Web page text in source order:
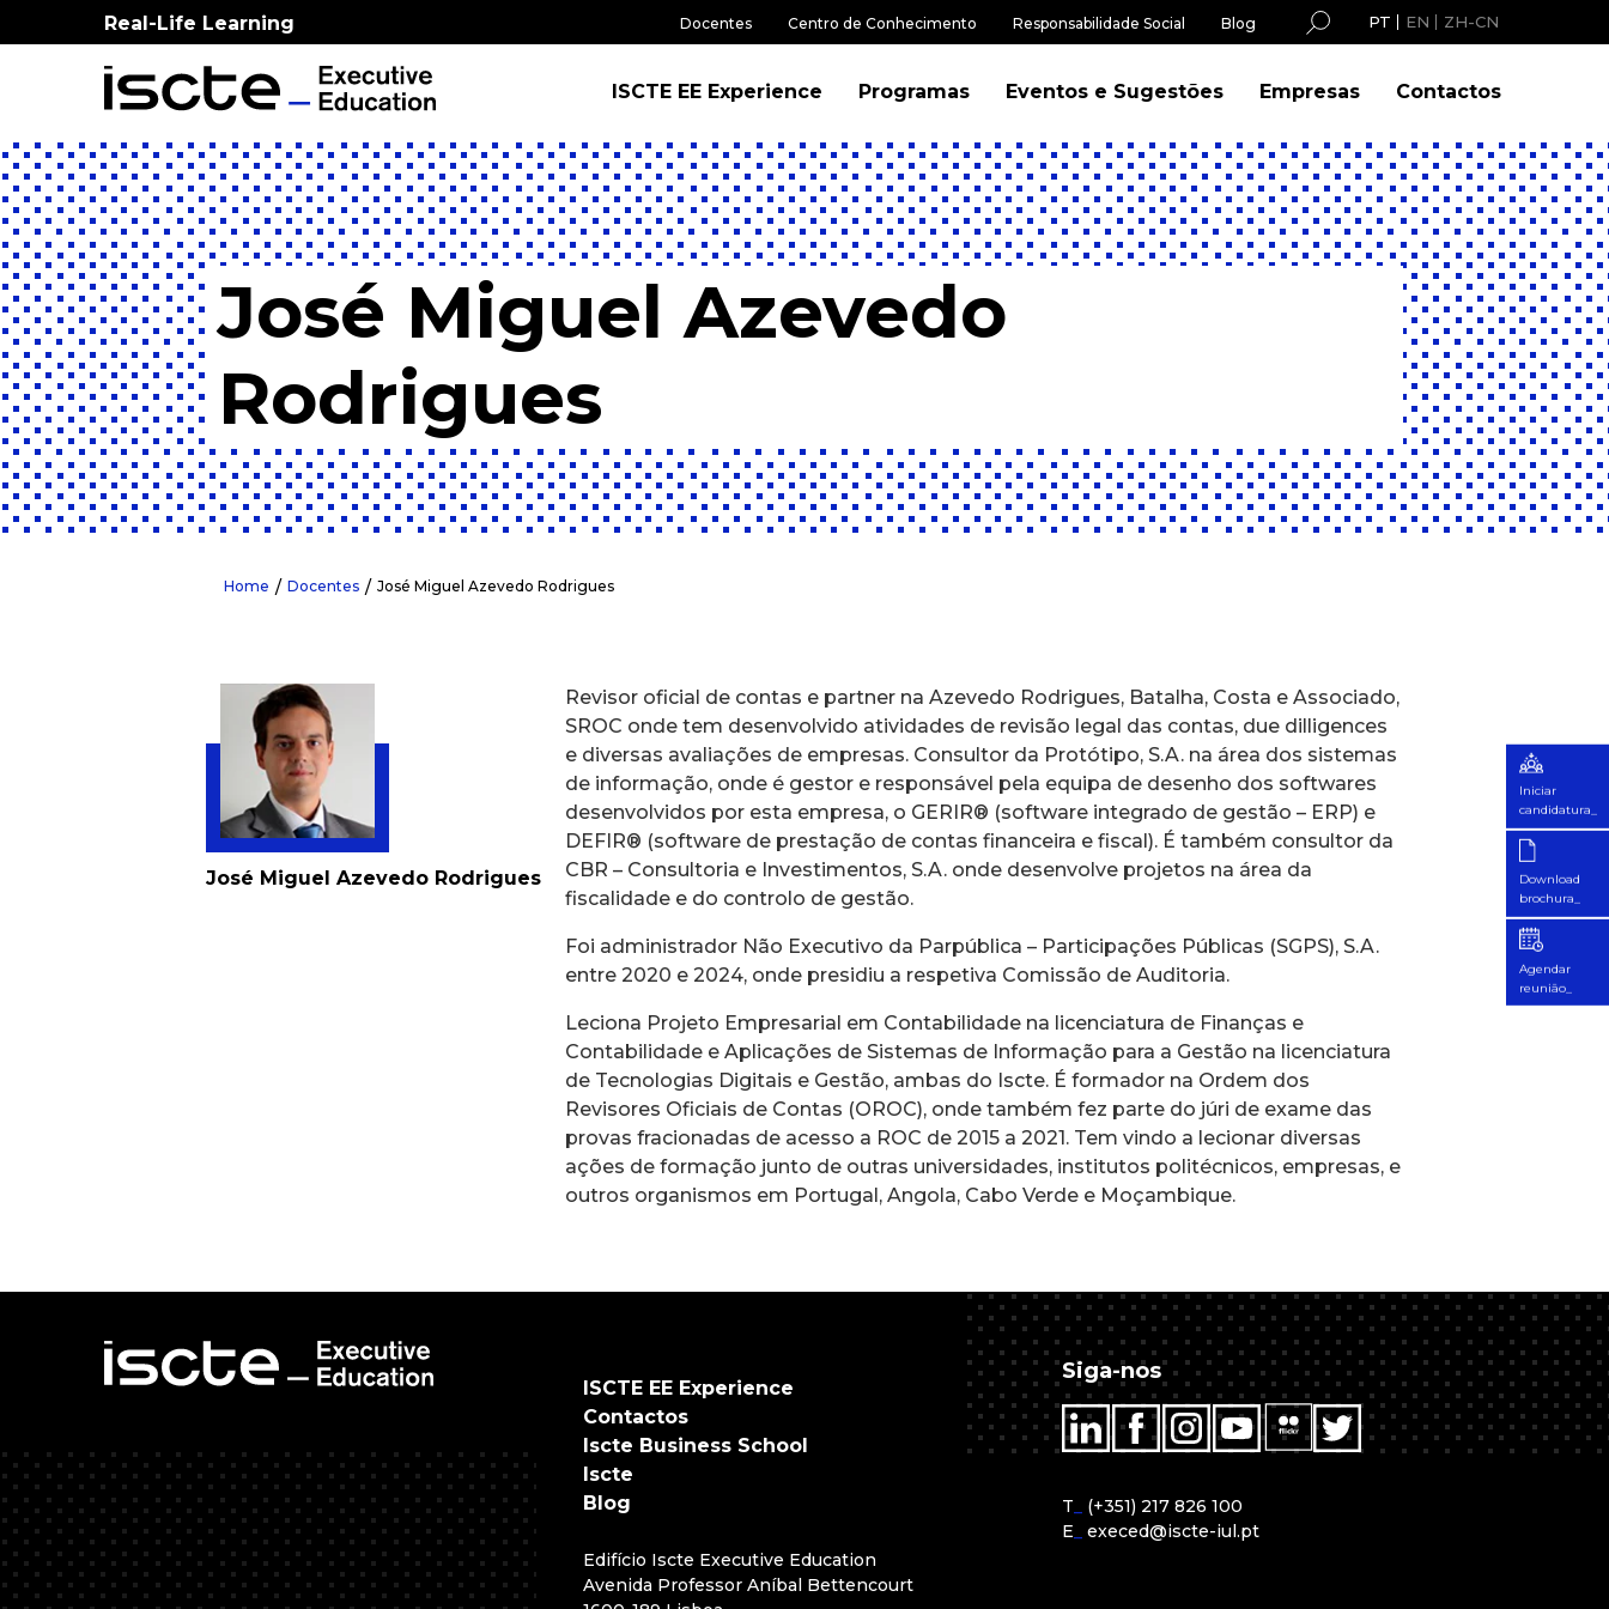
Real-Life Learning Docentes Centro de Conhecimento Responsabilidade Social Blog PT EN ZH-CN
ISCTE EE Experience Programas Eventos e Sugestões Empresas Contactos
José Miguel Azevedo
Rodrigues
Home Docentes José Miguel Azevedo Rodrigues
José Miguel Azevedo Rodrigues
Revisor oficial de contas e partner na Azevedo Rodrigues, Batalha, Costa e Associado,
SROC onde tem desenvolvido atividades de revisão legal das contas, due dilligences
e diversas avaliações de empresas. Consultor da Protótipo, S.A. na área dos sistemas
de informação, onde é gestor e responsável pela equipa de desenho dos softwares
desenvolvidos por esta empresa, o GERIR® (software integrado de gestão – ERP) e
DEFIR® (software de prestação de contas financeira e fiscal). É também consultor da
CBR – Consultoria e Investimentos, S.A. onde desenvolve projetos na área da
fiscalidade e do controlo de gestão.
Foi administrador Não Executivo da Parpública – Participações Públicas (SGPS), S.A.
entre 2020 e 2024, onde presidiu a respetiva Comissão de Auditoria.
Leciona Projeto Empresarial em Contabilidade na licenciatura de Finanças e
Contabilidade e Aplicações de Sistemas de Informação para a Gestão na licenciatura
de Tecnologias Digitais e Gestão, ambas do Iscte. É formador na Ordem dos
Revisores Oficiais de Contas (OROC), onde também fez parte do júri de exame das
provas fracionadas de acesso a ROC de 2015 a 2021. Tem vindo a lecionar diversas
ações de formação junto de outras universidades, institutos politécnicos, empresas, e
outros organismos em Portugal, Angola, Cabo Verde e Moçambique.
Iniciar
candidatura_
Download
brochura_
Agendar
reunião_
ISCTE EE Experience
Contactos
Iscte Business School
Iscte
Blog
Edifício Iscte Executive Education
Avenida Professor Aníbal Bettencourt
Siga-nos
T
(+351) 217 826 100
E
execed@iscte-iul.pt